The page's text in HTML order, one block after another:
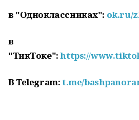
в "Одноклассниках": ok.ru/
в
"ТикТоке":https://
В Telegram:t.me/